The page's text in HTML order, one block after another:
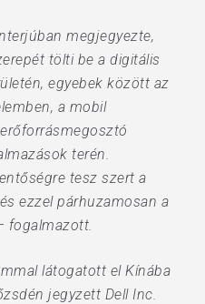
megjegyezte,
tölti be a digitális
egyebek között az
a mobil
terén.
tesz szert a
ezzel párhuzamosan a
fogalmazott.
látogatott el Kínába
jegyzett Dell Inc.